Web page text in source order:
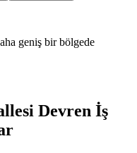
geniş bir bölgede
Devren İş